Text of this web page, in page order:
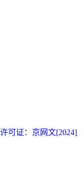
可证：京网文[2024]